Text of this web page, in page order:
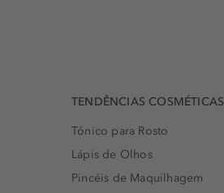
TENDÊNCIAS COSMÉTICAS
Tónico para Rosto
Lápis de Olhos
Pincéis de Maquilhagem